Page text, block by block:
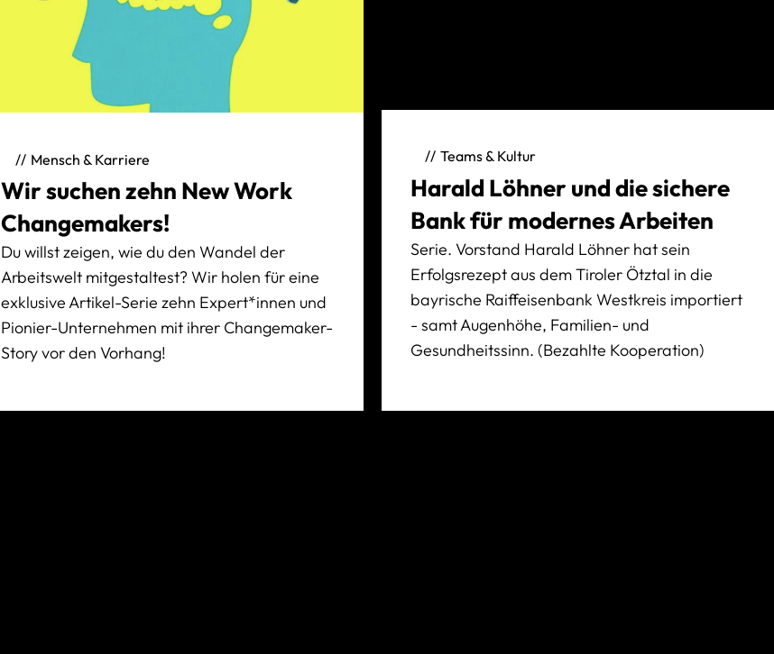
Mensch & Karriere
Wir suchen zehn New Work
Changemakers!
Du willst zeigen, wie du den Wandel der
Arbeitswelt mitgestaltest? Wir holen für eine
exklusive Artikel-Serie zehn Expert*innen und
Pionier-Unternehmen mit ihrer Changemaker-
Story vor den Vorhang!
Teams & Kultur
Harald Löhner und die sichere
Bank für modernes Arbeiten
Serie. Vorstand Harald Löhner hat sein
Erfolgsrezept aus dem Tiroler Ötztal in die
bayrische Raiffeisenbank Westkreis importiert
- samt Augenhöhe, Familien- und
Gesundheitssinn. (Bezahlte Kooperation)